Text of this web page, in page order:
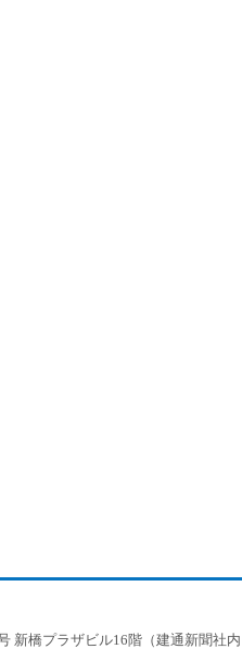
新橋プラザビル16階（建通新聞社